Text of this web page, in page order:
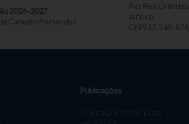
2026-2027
Carvalho Fernandes
Rua Real
Janeiro
CNPJ 33.549-
Publicações
PUBLICAÇÕES CIENTÍFICAS